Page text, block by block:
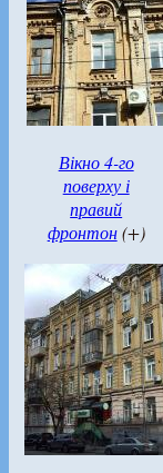
Вікно 4-го
поверху і
правий
фронтон(+)